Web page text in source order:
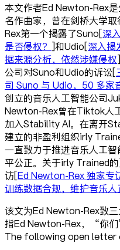
本文作者Ed Newton-Rex
名作曲家，曾在剑桥大学
Rex第一个揭露了Suno[深
是否侵权？ ]和Udio[深入揭
据来源分析，依然涉嫌侵权
公司对Suno和Udio的诉讼[
司 Suno 与 Udio，50 多家
创立的音乐人工智能公司
Newton-Rex曾在Tiktok人
加入Stability AI。在离开
建立的非盈利组织irly
一直致力于推进音乐人工
平公正。关于irly Trained
访[Ed Newton-Rex 独家专
训练数据合规，维护音乐人
该文为Ed Newton-Rex致
指Ed Newton-Rex，“你们
The following open letter